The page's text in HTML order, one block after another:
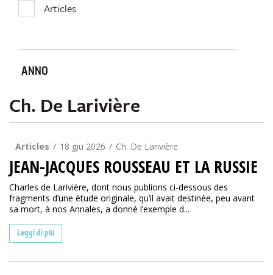
Articles
ANNO
Ch. De Larivière
Articles 18 giu 2026 Ch. De Larivière
JEAN-JACQUES ROUSSEAU ET LA RUSSIE
Charles de Larivière, dont nous publions ci-dessous des
fragments d’une étude originale, qu’il avait destinée, peu avant
sa mort, à nos Annales, a donné l’exemple d...
Leggi di più